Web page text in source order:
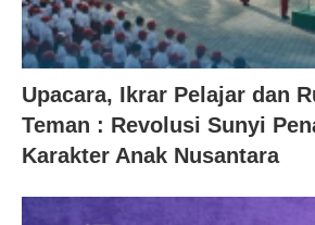
Upacara, Ikrar Pelajar dan
Teman : Revolusi Sunyi
Karakter Anak Nusantara